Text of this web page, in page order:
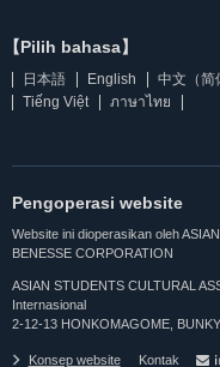
【Pilih bahasa】
日本語 English 中文（简
Tiếng Việt
ภาษาไทย
Pengoperasi website
Website ini dioperasikan oleh
BENESSE CORPORATION
ASIAN STUDENTS CULTURAL
Internasional
2-12-13 HONKOMAGOME,
Konsep website Kontak